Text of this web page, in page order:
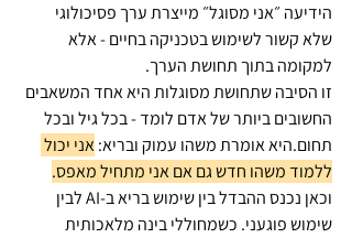
הידיעה ״אני מסוגל״ מייצרת ערך פסיכולוגי
שלא קשור לשימוש בטכניקה בחיים - אלא
למקומה בתוך תחושת הערך.
זו הסיבה שתחושת מסוגלות היא אחד המשאבים
החשובים ביותר של אדם לומד - בכל גיל ובכל
תחום.היא אומרת משהו עמוק ובריא: אני יכול
ללמוד משהו חדש גם אם אני מתחיל מאפס.
וכאן נכנס ההבדל בין שימוש בריא ב-AI לבין
שימוש פוגעני. כשמחוללי בינה מלאכותית